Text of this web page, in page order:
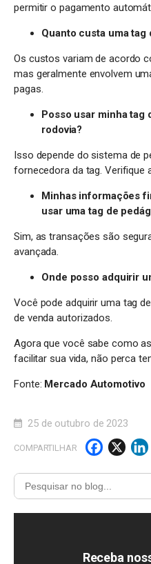
permitir o pagamento
Quanto custa uma tag
Os custos variam de acordo
mas geralmente envolvem
pagas.
Posso usar minha tag
rodovia?
Isso depende do sistema de
fornecedora da tag. Verifique
Minhas informações
usar uma tag de
Sim, as transações são
avançada.
Onde posso adquirir
Você pode adquirir uma tag
de venda autorizados.
Agora que você sabe como
facilitar sua vida, não perca
Fonte: Mercado Automotivo
25 de outubro de 2023
COMPARTILHAR
F
a
c
e
o
X
Receba